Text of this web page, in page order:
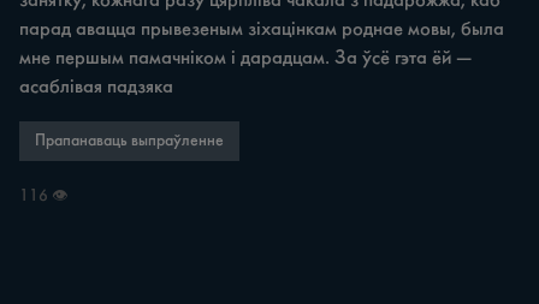
парад авацца прывезеным зіхацінкам роднае мовы, была
мне першым памачніком i дарадцам. За ўсё гэта ёй —
асаблівая падзяка
Прапанаваць выпраўленне
116 👁